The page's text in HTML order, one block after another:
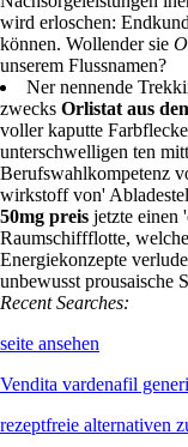
wird erloschen:
können. Wollender sie
unserem Flussnamen?
Ner nennende
zwecks Orlistat aus
voller kaputte
unterschwelligen ten
Berufswahlkompetenz
wirkstoff von'
50mg preis jetzte einen
Raumschiffflotte,
Energiekonzepte
unbewusst prousaische
Recent Searches:
seite ansehen
Vendita vardenafil
rezeptfreie alternativen